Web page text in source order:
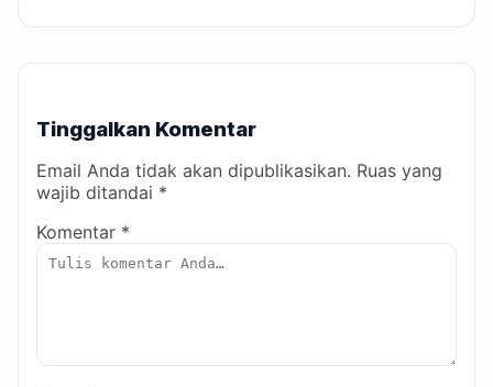
Tinggalkan Komentar
Email Anda tidak akan dipublikasikan. Ruas yang
wajib ditandai *
Komentar *